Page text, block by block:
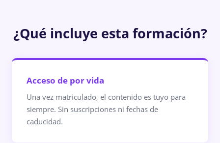
¿Qué incluye esta formación?
Acceso de por vida
Una vez matriculado, el contenido es tuyo para
siempre. Sin suscripciones ni fechas de
caducidad.